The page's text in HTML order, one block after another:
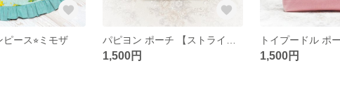
ース⭐︎ミモザ
1,500円 1,500円